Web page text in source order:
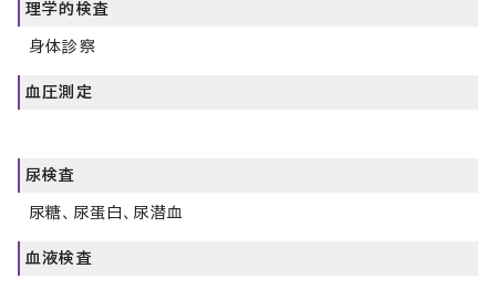
理学的検査
身体診察
血圧測定
尿検査
尿糖、尿蛋白、尿潜血
血液検査